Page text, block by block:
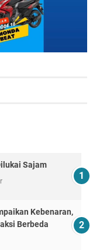
Sajam
Kebenaran,
Berbeda